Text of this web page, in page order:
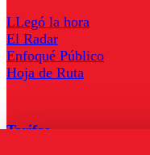
LLegó la hora
El Radar
Enfoqué Público
Hoja de Ruta
Tarifas